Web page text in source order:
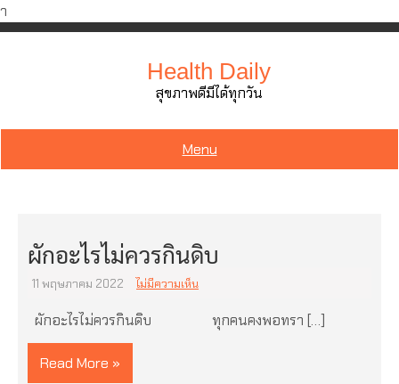
ำ
Skip
Health Daily
สุขภาพดีมีได้ทุกวัน
Menu
ผักอะไรไม่ควรกินดิบ
11 พฤษภาคม 2022 ไม่มีความเห็น
ผักอะไรไม่ควรกินดิบ ทุกคนคงพอทรา […]
Read More »